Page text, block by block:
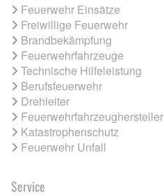
Feuerwehr Einsätze
Freiwillige Feuerwehr
Brandbekämpfung
Feuerwehrfahrzeuge
Technische Hilfeleistung
Berufsfeuerwehr
Drehleiter
Feuerwehrfahrzeughersteller
Katastrophenschutz
Feuerwehr Unfall
Service